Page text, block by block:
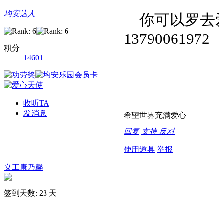
均安达人
积分
14601
收听TA
发消息
你可以罗去
13790061972
希望世界充满爱心
回复 支持 反对
使用道具 举报
义工康乃馨
签到天数: 23 天